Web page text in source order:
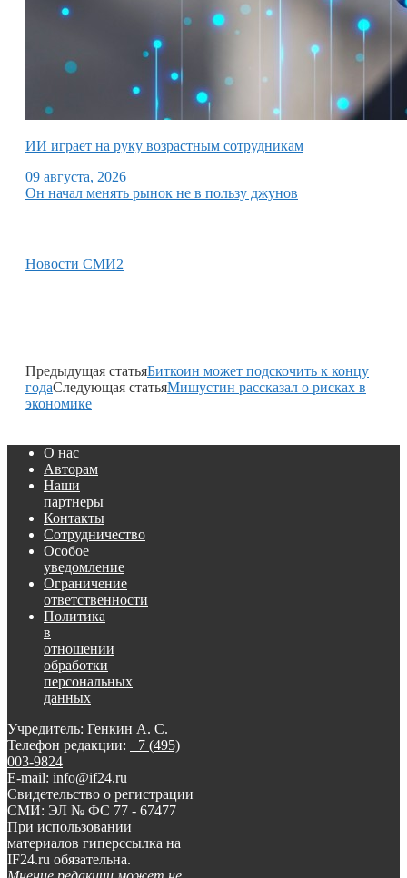
ИИ играет на руку возрастным сотрудникам
09 августа, 2026
Он начал менять рынок не в пользу джунов
Новости СМИ2
Предыдущая статьяБиткоин может подскочить к концу
годаСледующая статьяМишустин рассказал о рисках в
экономике
О нас
Авторам
Наши
партнеры
Контакты
Сотрудничество
Особое
уведомление
Ограничение
ответственности
Политика
в
отношении
обработки
персональных
данных
Учредитель: Генкин А. С.
Телефон редакции: +7 (495)
003-9824
E-mail: info@if24.ru
Свидетельство о регистрации
СМИ: ЭЛ № ФС 77 - 67477
При использовании
материалов гиперссылка на
IF24.ru обязательна.